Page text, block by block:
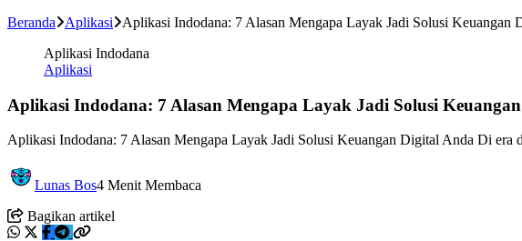
Beranda
Aplikasi
Aplikasi Indodana: 7 Alasan Mengapa Layak Jadi Solusi Keuangan
Aplikasi Indodana
Aplikasi
Aplikasi Indodana: 7 Alasan Mengapa Layak Jadi Solusi
Aplikasi Indodana: 7 Alasan Mengapa Layak Jadi Solusi Keuangan Digital Anda Di era
Lunas Bos4 Menit Membaca
Bagikan artikel